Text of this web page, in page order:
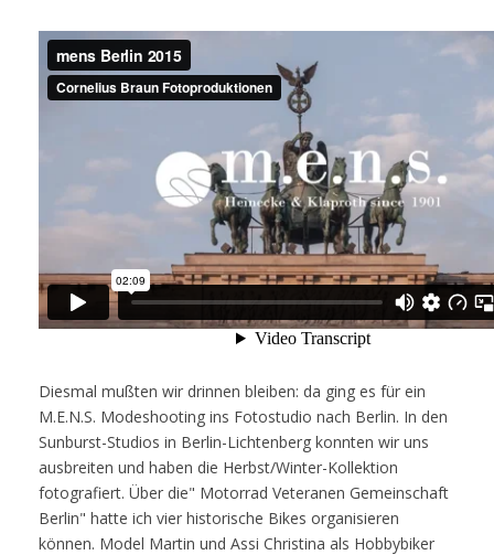
Diesmal mußten wir drinnen bleiben: da ging es für ein
M.E.N.S. Modeshooting ins Fotostudio nach Berlin. In den
Sunburst-Studios in Berlin-Lichtenberg konnten wir uns
ausbreiten und haben die Herbst/Winter-Kollektion
fotografiert. Über die" Motorrad Veteranen Gemeinschaft
Berlin" hatte ich vier historische Bikes organisieren
können. Model Martin und Assi Christina als Hobbybiker